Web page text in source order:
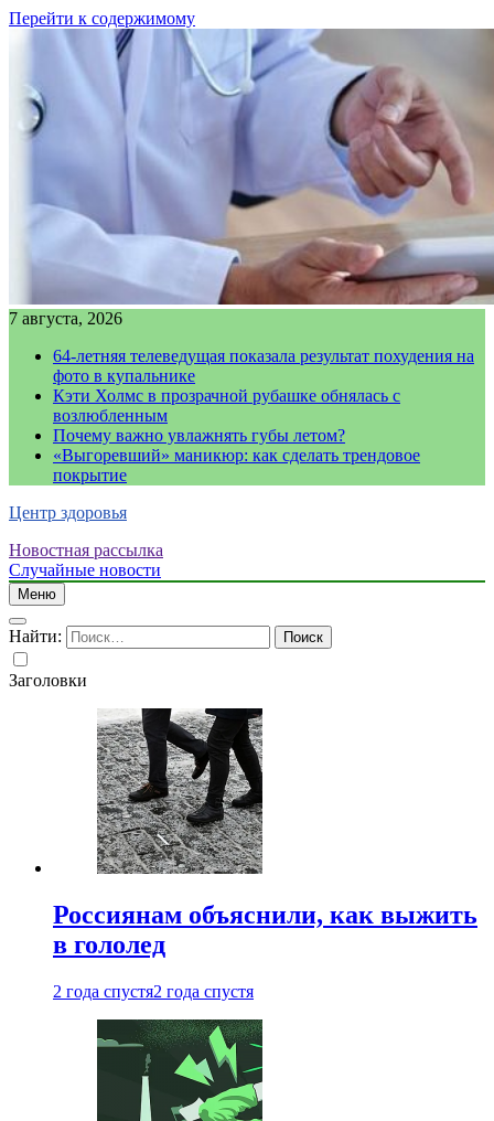
Перейти к содержимому
7 августа, 2026
64-летняя телеведущая показала результат похудения на
фото в купальнике
Кэти Холмс в прозрачной рубашке обнялась с
возлюбленным
Почему важно увлажнять губы летом?
«Выгоревший» маникюр: как сделать трендовое
покрытие
Центр здоровья
Новостная рассылка
Случайные новости
Меню
Найти:
Заголовки
Россиянам объяснили, как выжить
в гололед
2 года спустя2 года спустя